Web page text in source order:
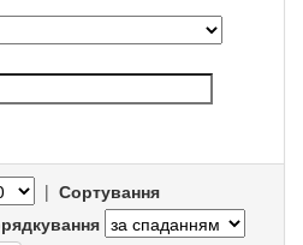
| Сортування